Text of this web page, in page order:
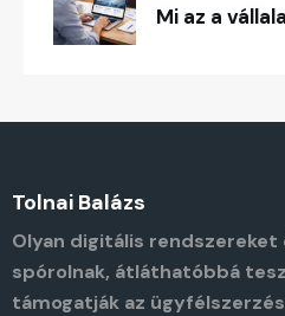
Mi az a
Tolnai Balázs
Olyan digitális
spórolnak, átláthatóbbá
támogatják az